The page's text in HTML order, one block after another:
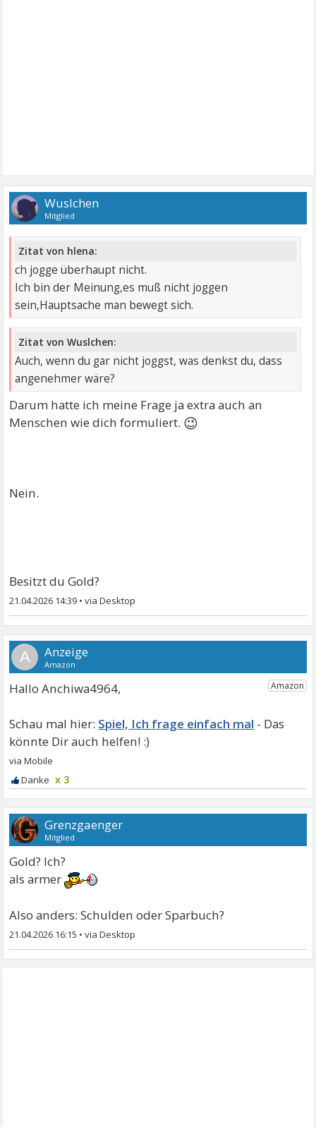
Wuslchen
Mitglied
Zitat von hlena:
ch jogge überhaupt nicht.
Ich bin der Meinung,es muß nicht joggen
sein,Hauptsache man bewegt sich.
Zitat von Wuslchen:
Auch, wenn du gar nicht joggst, was denkst du, dass
angenehmer wäre?
Darum hatte ich meine Frage ja extra auch an
Menschen wie dich formuliert. 😉
Nein.
Besitzt du Gold?
21.04.2026 14:39 •
A
Hallo Anchiwa4964,
Spiel, Ich frage einfach mal
x 3
Grenzgaenger
Mitglied
Gold? Ich?
als armer
Also anders: Schulden oder Sparbuch?
21.04.2026 16:15 •